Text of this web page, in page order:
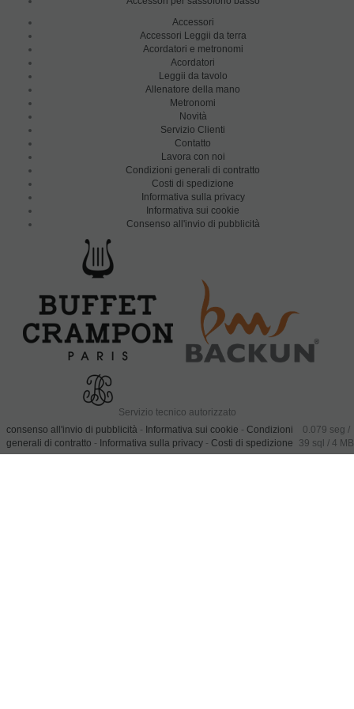
Accessori
Accessori Leggii da terra
Acordatori e metronomi
Acordatori
Leggii da tavolo
Allenatore della mano
Metronomi
Novità
Servizio Clienti
Contatto
Lavora con noi
Condizioni generali di contratto
Costi di spedizione
Informativa sulla privacy
Informativa sui cookie
Consenso all'invio di pubblicità
Servizio tecnico autorizzato
consenso all'invio di pubblicità - Informativa sui cookie - Condizioni
generali di contratto - Informativa sulla privacy- Costi di spedizione
0.079 seg /
39 sql / 4 MB